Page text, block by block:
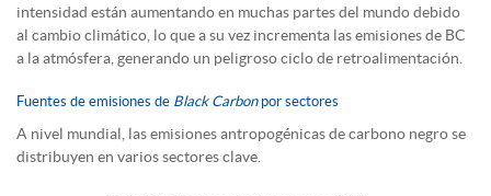
intensidad están aumentando en muchas partes del mundo debido
al cambio climático, lo que a su vez incrementa las emisiones de BC
a la atmósfera, generando un peligroso ciclo de retroalimentación.
Fuentes de emisiones de Black Carbonpor sectores
A nivel mundial, las emisiones antropogénicas de carbono negro se
distribuyen en varios sectores clave.